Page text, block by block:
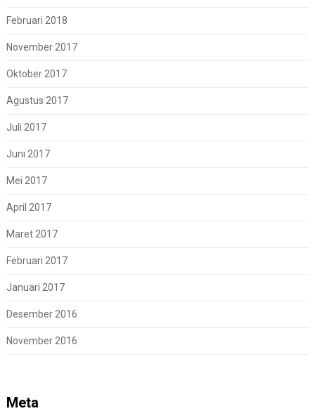
Februari 2018
November 2017
Oktober 2017
Agustus 2017
Juli 2017
Juni 2017
Mei 2017
April 2017
Maret 2017
Februari 2017
Januari 2017
Desember 2016
November 2016
Meta